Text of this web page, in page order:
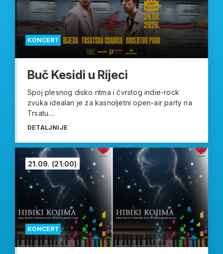
KONCERT
Buč Kesidi u Rijeci
Spoj plesnog disko ritma i čvrstog indie-rock
zvuka idealan je za kasnoljetni open-air party na
Trsatu....
DETALJNIJE
KONCERT
21.09. (21:00)